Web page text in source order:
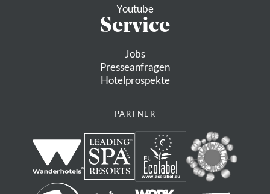
Youtube
Service
Jobs
Presseanfragen
Hotelprospekte
PARTNER